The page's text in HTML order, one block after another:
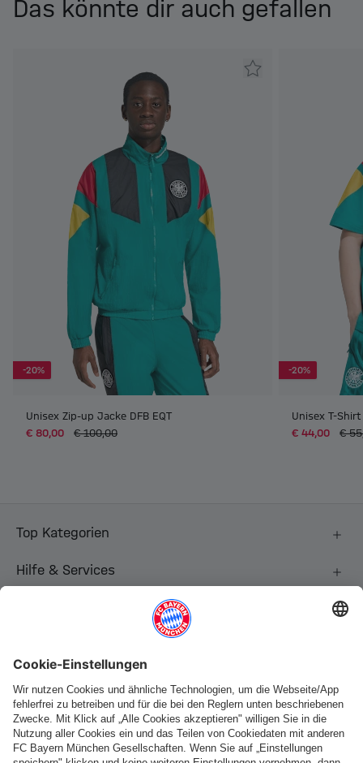
Das könnte dir auch gefallen
-20%
Unisex Zip-up Jacke DFB EQT
€ 80,00
€ 100,00
-20%
Unisex T-Shirt
€ 44,00
€
Top Kategorien
Hilfe & Services
Folge uns